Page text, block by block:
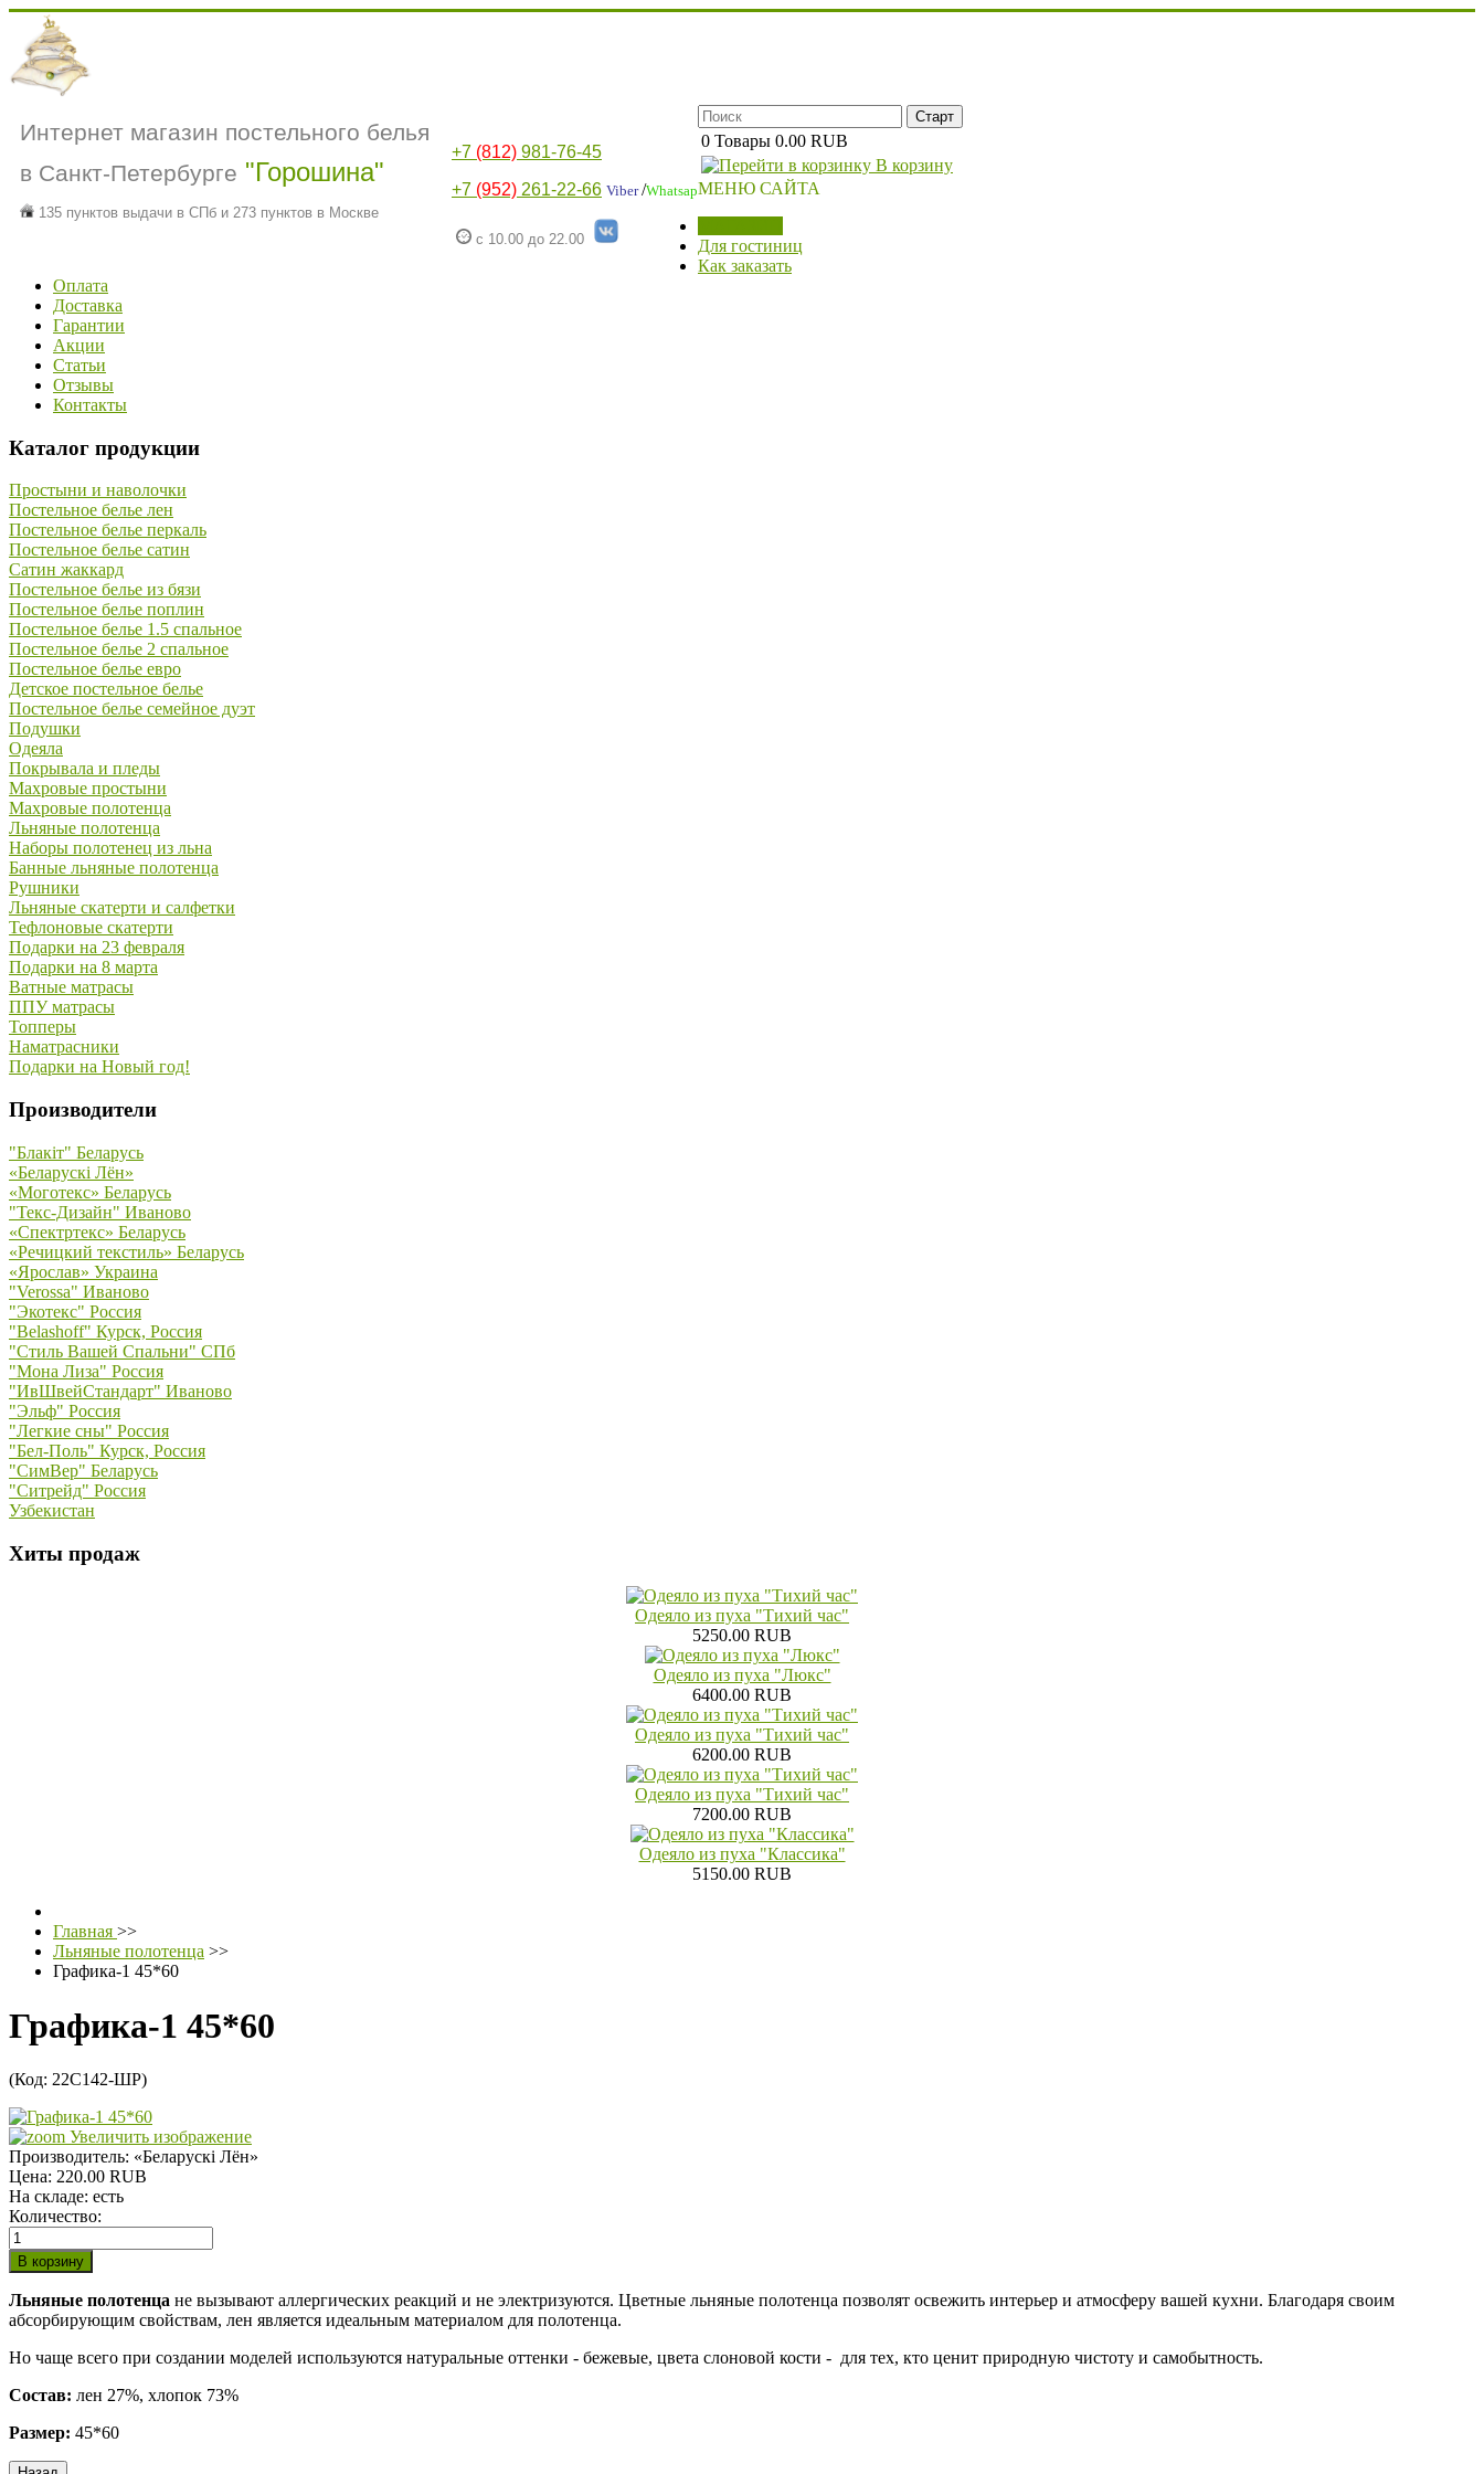
Интернет магазин постельного белья
в Санкт-Петербурге "Горошина"
135 пунктов выдачи в СПб и 273 пунктов в Москве
+7 (812) 981-76-45
+7 (952) 261-22-66 Viber/Whatsap
с 10.00 до 22.00
0 Товары 0.00 RUB
В корзину
МЕНЮ САЙТА
Для гостиниц
Как заказать
Оплата
Доставка
Гарантии
Акции
Статьи
Отзывы
Контакты
Каталог продукции
Простыни и наволочки
Постельное белье лен
Постельное белье перкаль
Постельное белье сатин
Сатин жаккард
Постельное белье из бязи
Постельное белье поплин
Постельное белье 1.5 спальное
Постельное белье 2 спальное
Постельное белье евро
Детское постельное белье
Постельное белье семейное дуэт
Подушки
Одеяла
Покрывала и пледы
Махровые простыни
Махровые полотенца
Льняные полотенца
Наборы полотенец из льна
Банные льняные полотенца
Рушники
Льняные скатерти и салфетки
Тефлоновые скатерти
Подарки на 23 февраля
Подарки на 8 марта
Ватные матрасы
ППУ матрасы
Топперы
Наматрасники
Подарки на Новый год!
Производители
"Блакiт" Беларусь
«Беларускi Лён»
«Моготекс» Беларусь
"Текс-Дизайн" Иваново
«Спектртекс» Беларусь
«Речицкий текстиль» Беларусь
«Ярослав» Украина
"Verossa" Иваново
"Экотекс" Россия
"Belashoff" Курск, Россия
"Стиль Вашей Спальни" СПб
"Мона Лиза" Россия
"ИвШвейСтандарт" Иваново
"Эльф" Россия
"Легкие сны" Россия
"Бел-Поль" Курск, Россия
"СимВер" Беларусь
"Ситрейд" Россия
Узбекистан
Хиты продаж
Одеяло из пуха "Тихий час"
5250.00 RUB
Одеяло из пуха "Люкс"
6400.00 RUB
Одеяло из пуха "Тихий час"
6200.00 RUB
Одеяло из пуха "Тихий час"
7200.00 RUB
Одеяло из пуха "Классика"
5150.00 RUB
Главная >>
Льняные полотенца >>
Графика-1 45*60
Графика-1 45*60
(Код: 22С142-ШР)
Увеличить изображение
Производитель: «Беларускi Лён»
Цена: 220.00 RUB
На складе: есть
Количество:
Льняные полотенца не вызывают аллергических реакций и не электризуются. Цветные льняные полотенца позволят освежить интерьер и атмосферу вашей кухни. Благодаря своим
абсорбирующим свойствам, лен является идеальным материалом для полотенца.
Но чаще всего при создании моделей используются натуральные оттенки - бежевые, цвета слоновой кости - для тех, кто ценит природную чистоту и самобытность.
Состав: лен 27%, хлопок 73%
Размер: 45*60